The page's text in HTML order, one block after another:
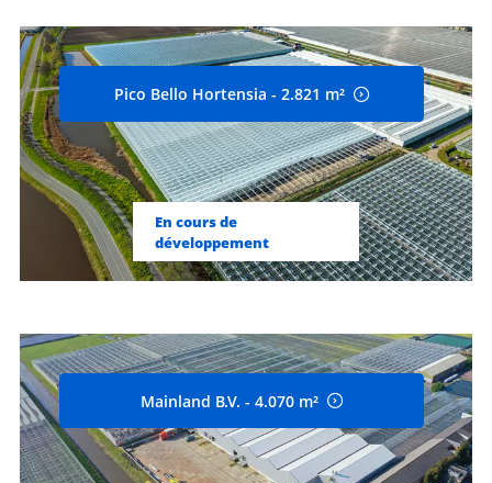
Pico Bello Hortensia - 2.821 m²
En cours de
développement
Mainland B.V. - 4.070 m²